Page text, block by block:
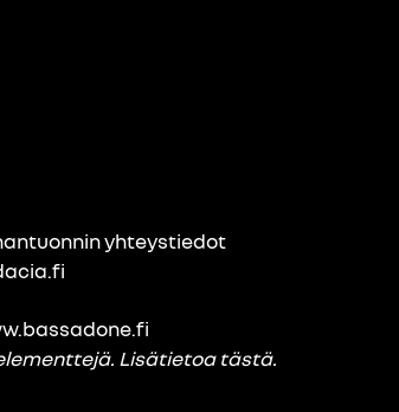
yhteystiedot
Lisätietoa tästä.